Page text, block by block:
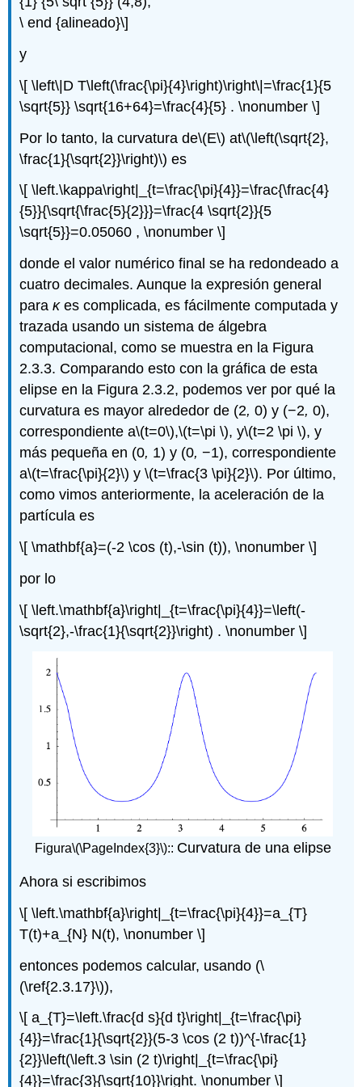
\ end {alineado}\]
y
\[ \left\|D T\left(\frac{\pi}{4}\right)\right\|=\frac{1}{5
\sqrt{5}} \sqrt{16+64}=\frac{4}{5} . \nonumber \]
Por lo tanto, la curvatura de\(E\) at\(\left(\sqrt{2},
\frac{1}{\sqrt{2}}\right)\) es
\[ \left.\kappa\right|_{t=\frac{\pi}{4}}=\frac{\frac{4}
{5}}{\sqrt{\frac{5}{2}}}=\frac{4 \sqrt{2}}{5
\sqrt{5}}=0.05060 , \nonumber \]
donde el valor numérico final se ha redondeado a
cuatro decimales. Aunque la expresión general
paraκes complicada, es fácilmente computada y
trazada usando un sistema de álgebra
computacional, como se muestra en la Figura
2.3.3. Comparando esto con la gráfica de esta
elipse en la Figura 2.3.2, podemos ver por qué la
curvatura es mayor alrededor de (2, 0) y (−2, 0),
correspondiente a\(t=0\),\(t=\pi \), y\(t=2 \pi \), y
más pequeña en (0, 1) y (0, −1), correspondiente
a\(t=\frac{\pi}{2}\) y\(t=\frac{3 \pi}{2}\). Por último,
como vimos anteriormente, la aceleración de la
partícula es
\[ \mathbf{a}=(-2 \cos (t),-\sin (t)), \nonumber \]
por lo
\[ \left.\mathbf{a}\right|_{t=\frac{\pi}{4}}=\left(-
\sqrt{2},-\frac{1}{\sqrt{2}}\right) . \nonumber \]
Figura\(\PageIndex{3}\):: Curvatura de una elipse
Ahora si escribimos
\[ \left.\mathbf{a}\right|_{t=\frac{\pi}{4}}=a_{T}
T(t)+a_{N} N(t), \nonumber \]
entonces podemos calcular, usando (\
(\ref{2.3.17}\)),
\[ a_{T}=\left.\frac{d s}{d t}\right|_{t=\frac{\pi}
{4}}=\frac{1}{\sqrt{2}}(5-3 \cos (2 t))^{-\frac{1}
{2}}\left(\left.3 \sin (2 t)\right|_{t=\frac{\pi}
{4}}=\frac{3}{\sqrt{10}}\right. \nonumber \]